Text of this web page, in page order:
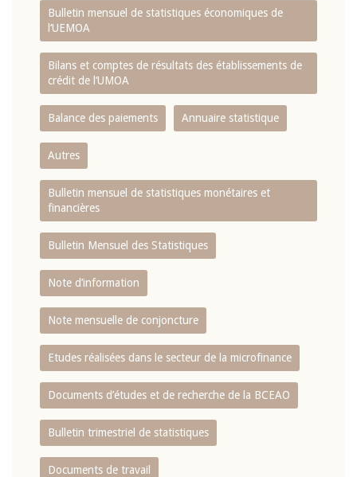
Bulletin mensuel de statistiques économiques de
l‘UEMOA
Bilans et comptes de résultats des établissements de
crédit de l‘UMOA
Balance des paiements Annuaire statistique
Autres
Bulletin mensuel de statistiques monétaires et
financières
Bulletin Mensuel des Statistiques
Note d’information
Note mensuelle de conjoncture
Etudes réalisées dans le secteur de la microfinance
Documents d’études et de recherche de la BCEAO
Bulletin trimestriel de statistiques
Documents de travail